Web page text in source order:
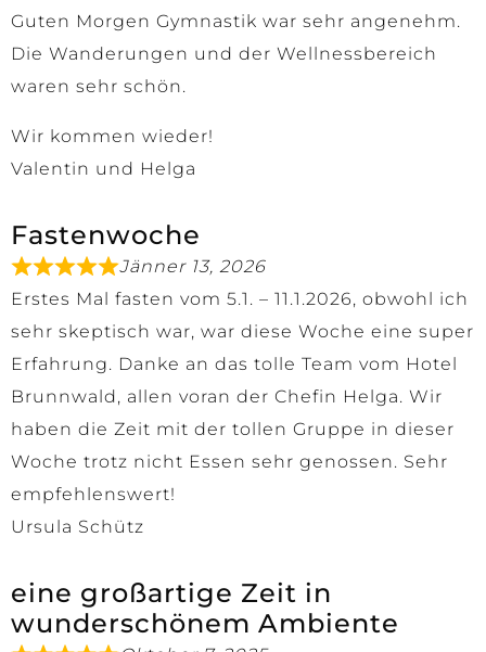
Guten Morgen Gymnastik war sehr angenehm.
Die Wanderungen und der Wellnessbereich
waren sehr schön.
Wir kommen wieder!
Valentin und Helga
Fastenwoche
Jänner 13, 2026
Erstes Mal fasten vom 5.1. – 11.1.2026, obwohl ich
sehr skeptisch war, war diese Woche eine super
Erfahrung. Danke an das tolle Team vom Hotel
Brunnwald, allen voran der Chefin Helga. Wir
haben die Zeit mit der tollen Gruppe in dieser
Woche trotz nicht Essen sehr genossen. Sehr
empfehlenswert!
Ursula Schütz
eine großartige Zeit in
wunderschönem Ambiente